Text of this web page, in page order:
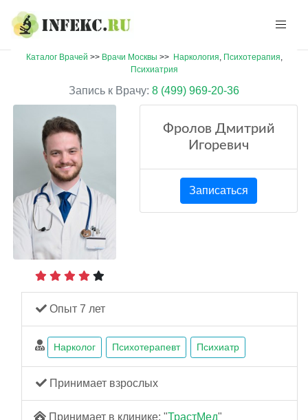
Каталог Врачей >> Врачи Москвы >> Наркология, Психотерапия,
Психиатрия
Запись к Врачу: 8 (499) 969-20-36
Фролов Дмитрий
Игоревич
Записаться
Опыт 7 лет
Нарколог Психотерапевт Психиатр
Принимает взрослых
Принимает в клинике: "ТрастМед"